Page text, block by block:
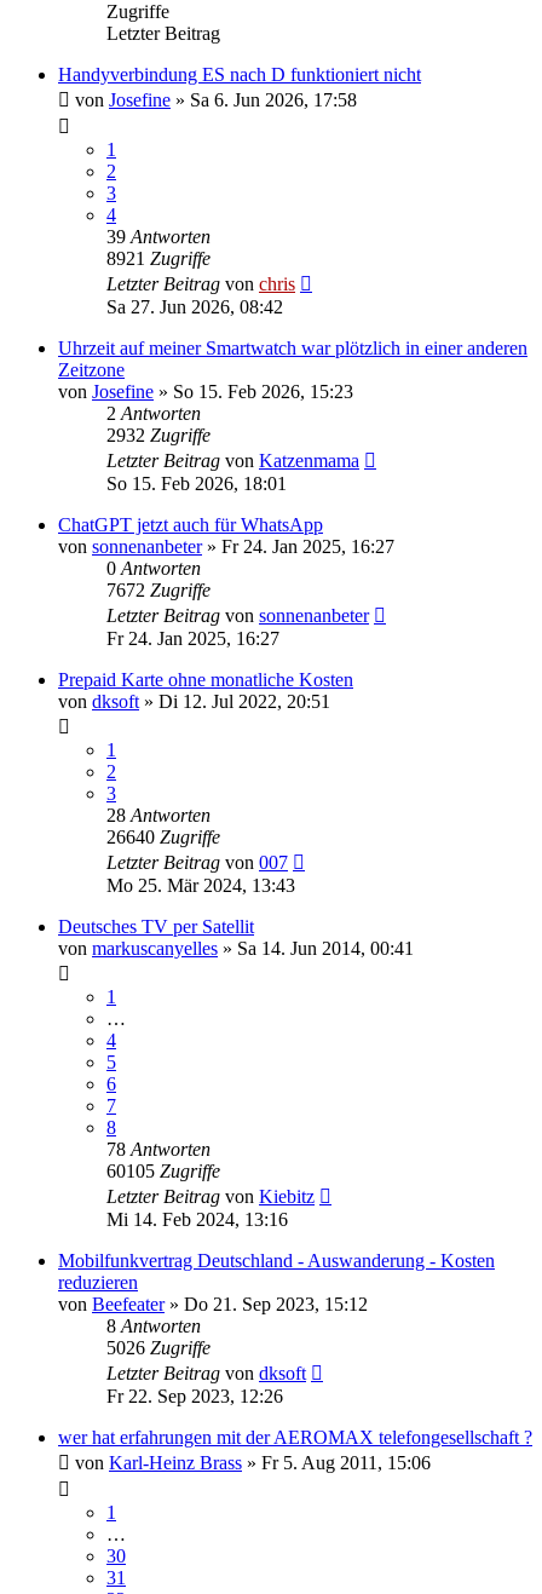
Zugriffe
Letzter Beitrag
Handyverbindung ES nach D funktioniert nicht
von Josefine » Sa 6. Jun 2026, 17:58
1
2
3
4
39 Antworten
8921 Zugriffe
Letzter Beitrag von chris
Sa 27. Jun 2026, 08:42
Uhrzeit auf meiner Smartwatch war plötzlich in einer anderen
Zeitzone
von Josefine » So 15. Feb 2026, 15:23
2 Antworten
2932 Zugriffe
Letzter Beitrag von Katzenmama
So 15. Feb 2026, 18:01
ChatGPT jetzt auch für WhatsApp
von sonnenanbeter» Fr 24. Jan 2025, 16:27
0 Antworten
7672 Zugriffe
Letzter Beitrag von sonnenanbeter
Fr 24. Jan 2025, 16:27
Prepaid Karte ohne monatliche Kosten
von dksoft » Di 12. Jul 2022, 20:51
1
2
3
28 Antworten
26640 Zugriffe
Letzter Beitrag von 007
Mo 25. Mär 2024, 13:43
Deutsches TV per Satellit
von markuscanyelles » Sa 14. Jun 2014, 00:41
1
…
4
5
6
7
8
78 Antworten
60105 Zugriffe
Letzter Beitrag von Kiebitz
Mi 14. Feb 2024, 13:16
Mobilfunkvertrag Deutschland - Auswanderung - Kosten
reduzieren
von Beefeater» Do 21. Sep 2023, 15:12
8 Antworten
5026 Zugriffe
Letzter Beitrag von dksoft
Fr 22. Sep 2023, 12:26
wer hat erfahrungen mit der AEROMAX telefongesellschaft ?
von Karl-Heinz Brass » Fr 5. Aug 2011, 15:06
1
…
30
31